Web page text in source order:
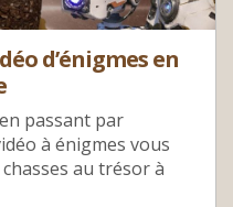
d’énigmes en
passant par
à énigmes vous
au trésor à